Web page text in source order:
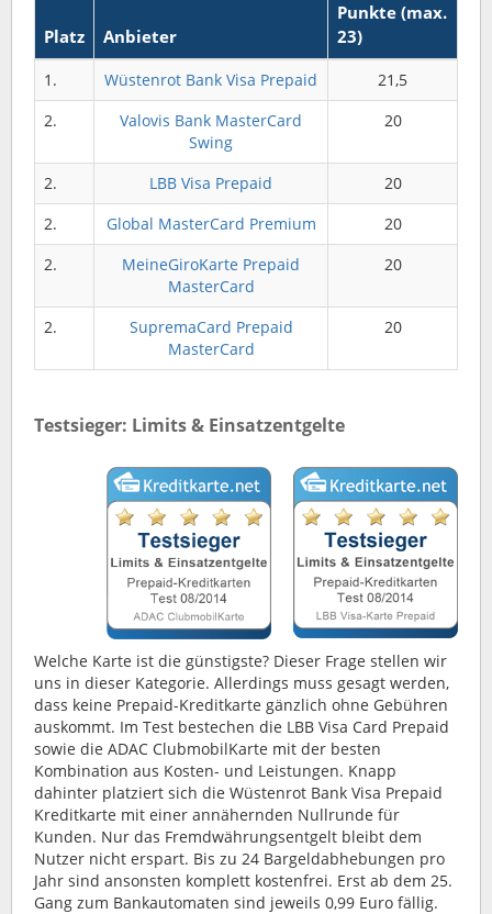
Platz Anbieter
Punkte (max.
23)
1. Wüstenrot Bank Visa Prepaid
21,5
2.
Valovis Bank MasterCard
Swing
20
2. LBB Visa Prepaid
20
2.
Global MasterCard Premium
20
2.
MeineGiroKarte Prepaid
MasterCard
20
2.
SupremaCard Prepaid
MasterCard
20
Testsieger: Limits & Einsatzentgelte
Welche Karte ist die günstigste? Dieser Frage stellen wir
uns in dieser Kategorie. Allerdings muss gesagt werden,
dass keine Prepaid-Kreditkarte gänzlich ohne Gebühren
auskommt. Im Test bestechen die LBB Visa Card Prepaid
sowie die ADAC ClubmobilKarte mit der besten
Kombination aus Kosten- und Leistungen. Knapp
dahinter platziert sich die Wüstenrot Bank Visa Prepaid
Kreditkarte mit einer annähernden Nullrunde für
Kunden. Nur das Fremdwährungsentgelt bleibt dem
Nutzer nicht erspart. Bis zu 24 Bargeldabhebungen pro
Jahr sind ansonsten komplett kostenfrei. Erst ab dem 25.
Gang zum Bankautomaten sind jeweils 0,99 Euro fällig.